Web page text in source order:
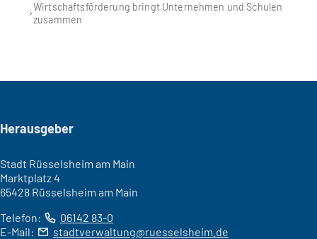
Wirtschaftsförderung bringt Unternehmen und Schulen
zusammen
Seitenfuß
Herausgeber
Stadt Rüsselsheim am Main
Marktplatz 4
65428 Rüsselsheim am Main
Telefon:
06142 83-0
E-Mail:
stadtverwaltung ruesselsheim de